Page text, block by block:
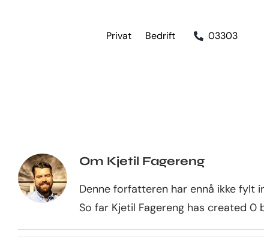
Privat Bedrift 03303
Om Kjetil Fagereng
Denne forfatteren har ennå ikke fylt
So far Kjetil Fagereng has created 0